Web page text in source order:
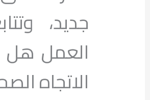
جديد،
العمل هل
الاتجاه